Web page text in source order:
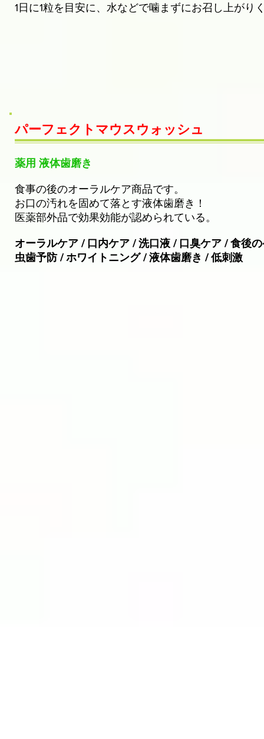
1日に1粒を目安に、水などで噛まずにお召し上がり
パーフェクトマウスウォッシュ
薬用 液体歯磨き
食事の後のオーラルケア商品です。
お口の汚れを固めて落とす液体歯磨き！
医薬部外品で効果効能が認められている。
オーラルケア / 口内ケア / 洗口液 / 口臭ケア / 食後
虫歯予防 / ホワイトニング / 液体歯磨き / 低刺激